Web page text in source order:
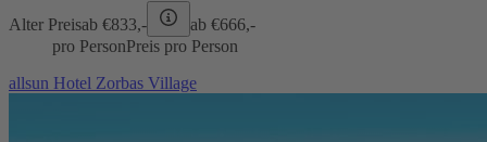
Alter Preisab €833,- ab €666,-
pro PersonPreis pro Person
allsun Hotel Zorbas Village